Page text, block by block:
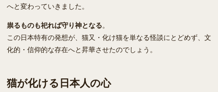
へと変わっていきました。
祟るものも祀れば守り神となる。
この日本特有の発想が、猫又・化け猫を単なる怪談にとどめず、文
化的・信仰的な存在へと昇華させたのでしょう。
猫が化ける日本人の心